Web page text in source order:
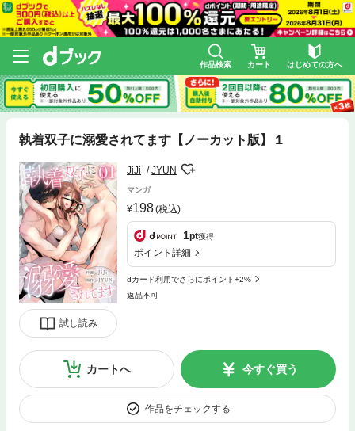
作品検索 カート はじめての方へ
執着双子に溺愛されてます【ノーカット版】１
試し読み
JiJi JYUN
マンガ
198(税込)
1pt獲得
ポイント詳細
dカード利用でさらにポイント+2%
返品不可
カートへ 今すぐ買う
作品をチェックする